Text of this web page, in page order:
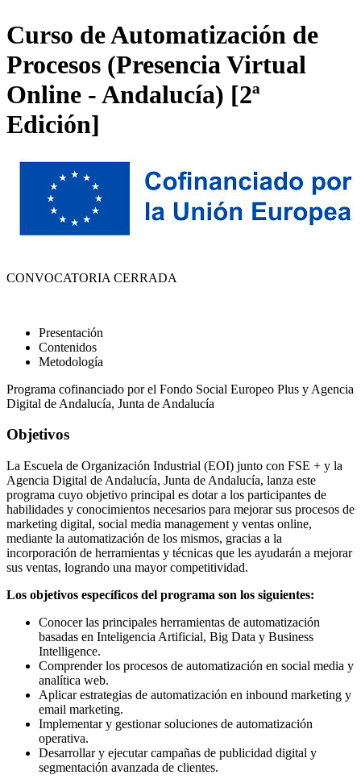
Curso de Automatización de
Procesos (Presencia Virtual
Online - Andalucía) [2ª
Edición]
CONVOCATORIA CERRADA
Presentación
Contenidos
Metodología
Programa cofinanciado por el Fondo Social Europeo Plus y Agencia
Digital de Andalucía, Junta de Andalucía
Objetivos
La Escuela de Organización Industrial (EOI) junto con FSE + y la
Agencia Digital de Andalucía, Junta de Andalucía, lanza este
programa cuyo objetivo principal es dotar a los participantes de
habilidades y conocimientos necesarios para mejorar sus procesos de
marketing digital, social media management y ventas online,
mediante la automatización de los mismos, gracias a la
incorporación de herramientas y técnicas que les ayudarán a mejorar
sus ventas, logrando una mayor competitividad.
Los objetivos específicos del programa son los siguientes:
Conocer las principales herramientas de automatización
basadas en Inteligencia Artificial, Big Data y Business
Intelligence.
Comprender los procesos de automatización en social media y
analítica web.
Aplicar estrategias de automatización en inbound marketing y
email marketing.
Implementar y gestionar soluciones de automatización
operativa.
Desarrollar y ejecutar campañas de publicidad digital y
segmentación avanzada de clientes.